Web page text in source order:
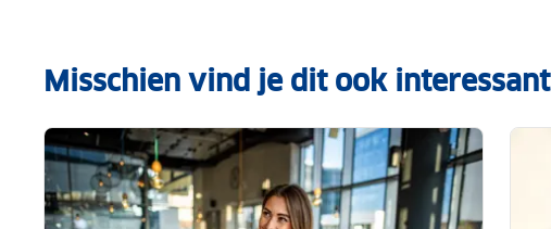
Misschien vind je dit ook interessant